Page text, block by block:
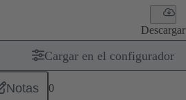
Descargar
Cargar en el configurador
Notas 0